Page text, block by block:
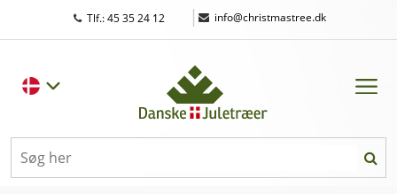
Tlf.: 45 35 24 12 | info@christmastree.dk